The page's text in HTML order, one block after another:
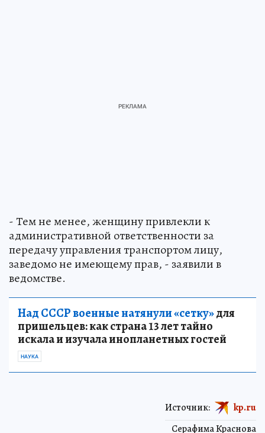
- Тем не менее, женщину привлекли к
административной ответственности за
передачу управления транспортом лицу,
заведомо не имеющему прав, - заявили в
ведомстве.
Над СССР военные натянули «сетку»для
пришельцев: как страна 13 лет тайно
искала и изучала инопланетных гостей
НАУКА
Серафима Краснова
Источник: kp.ru